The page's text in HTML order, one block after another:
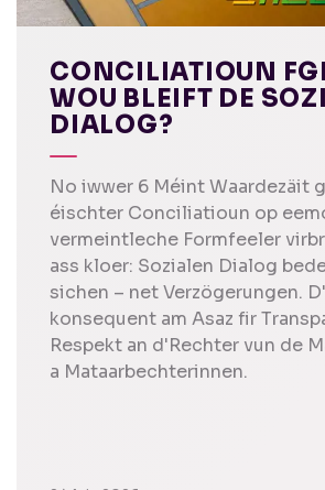
CONCILIATIOUN
WOU BLEIFT DE
DIALOG?
No iwwer 6 Méint Waardezäit
éischter Conciliatioun op
vermeintleche Formfeeler
ass kloer: Sozialen Dialog
sichen – net Verzögerungen.
konsequent am Asaz fir
Respekt an d'Rechter vun de
a Mataarbechterinnen.